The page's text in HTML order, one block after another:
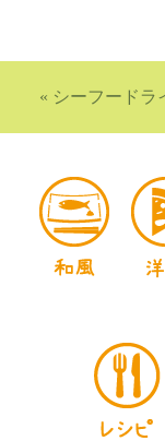
« シーフードラ